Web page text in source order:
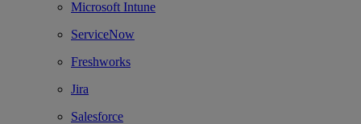
Microsoft Intune
ServiceNow
Freshworks
Jira
Salesforce